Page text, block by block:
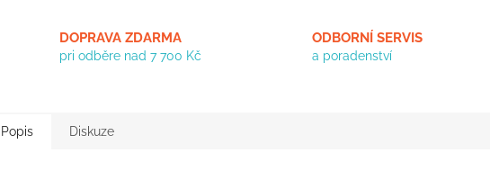
DOPRAVA ZDARMA
pri odběre nad 7 700 Kč
ODBORNÍ SERVIS
a poradenství
Popis Diskuze